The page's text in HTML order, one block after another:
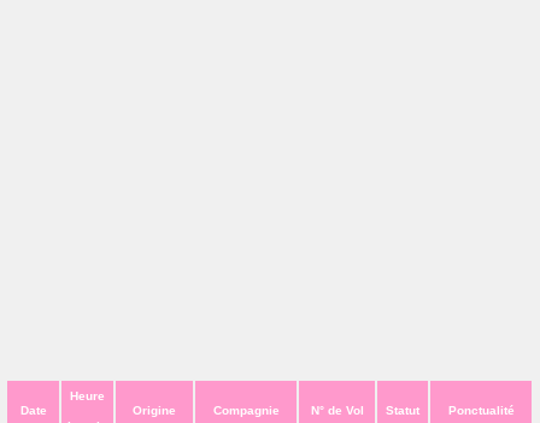
Date
Heure
Origine Compagnie N° de Vol Statut Ponctualité